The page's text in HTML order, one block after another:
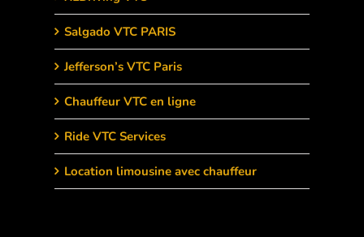
Salgado VTC PARIS
Jefferson’s VTC Paris
Chauffeur VTC en ligne
Ride VTC Services
Location limousine avec chauffeur